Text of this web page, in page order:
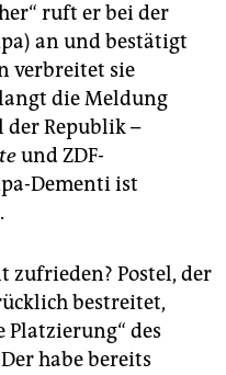
ruft er bei der
an und bestätigt
verbreitet sie
die Meldung
der Republik –
und ZDF-
Dementi ist
zufrieden? Postel, der
bestreitet,
Platzierung“ des
habe bereits